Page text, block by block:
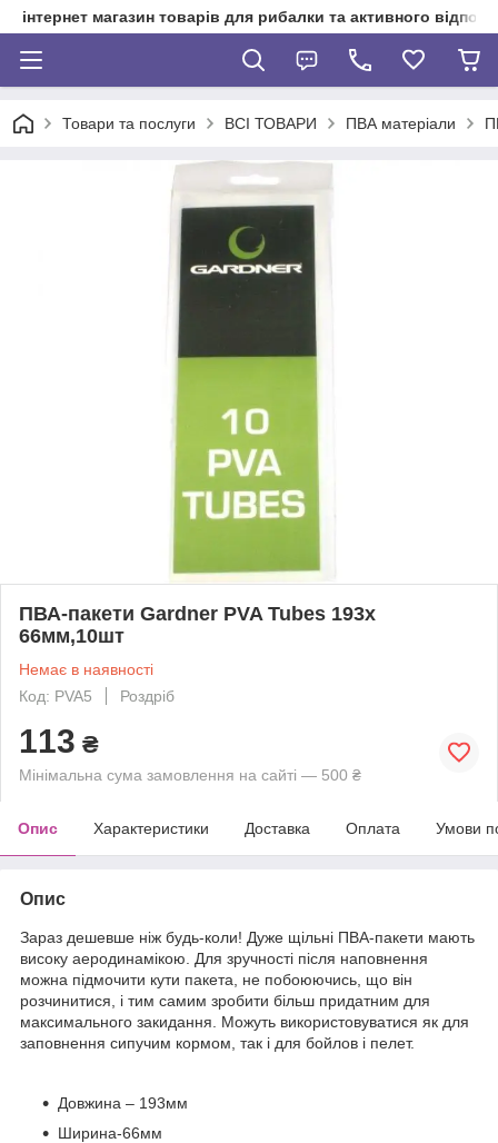
інтернет магазин товарів для рибалки та активного
Товари та послуги ВСІ ТОВАРИ ПВА матеріали
ПВА-пакети Gardner PVA Tubes 193х
66мм,10шт
Немає в наявності
Код: PVA5
Роздріб
113 ₴
Мінімальна сума замовлення на сайті — 500 ₴
Опис Характеристики Доставка Оплата Умови
Опис
Зараз дешевше ніж будь-коли! Дуже щільні ПВА-пакети мають
високу аеродинамікою. Для зручності після наповнення
можна підмочити кути пакета, не побоюючись, що він
розчинитися, і тим самим зробити більш придатним для
максимального закидання. Можуть використовуватися як для
заповнення сипучим кормом, так і для бойлов і пелет.
Довжина – 193мм
Ширина-66мм